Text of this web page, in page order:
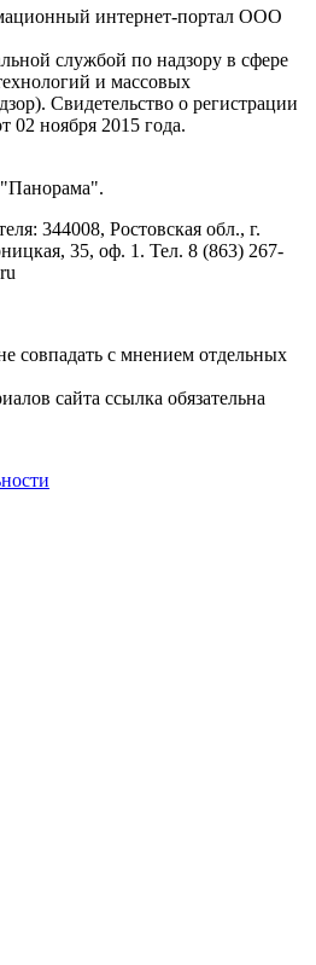
интернет-портал ООО
службой по надзору в сфере
и массовых
Cвидетельство о регистрации
ноября 2015 года.
344008, Ростовская обл., г.
35, оф. 1. Тел. 8 (863) 267-
совпадать с мнением отдельных
сайта ссылка обязательна